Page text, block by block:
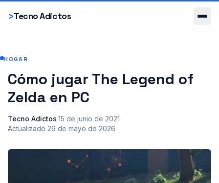
>Tecno Adictos
Smartphones
HOGAR
Cómo jugar The Legend of
Zelda en PC
Tecno Adictos·15 de junio de 2021·
Actualizado 29 de mayo de 2026